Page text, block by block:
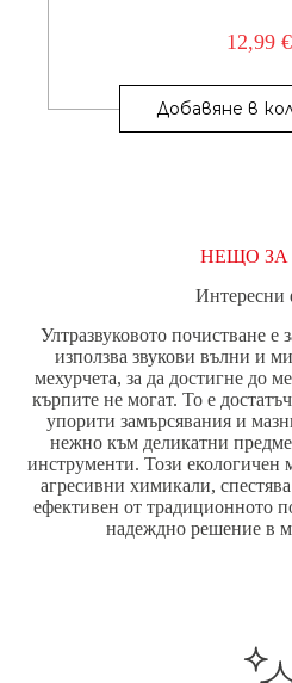
12,99 €
Добавяне в
НЕЩО ЗА
Интересни
Ултразвуковото почистване е
използва звукови вълни и
мехурчета, за да достигне до
кърпите не могат. То е
упорити замърсявания и
нежно към деликатни
инструменти. Този екологичен
агресивни химикали,
ефективен от традиционното
надеждно решение в